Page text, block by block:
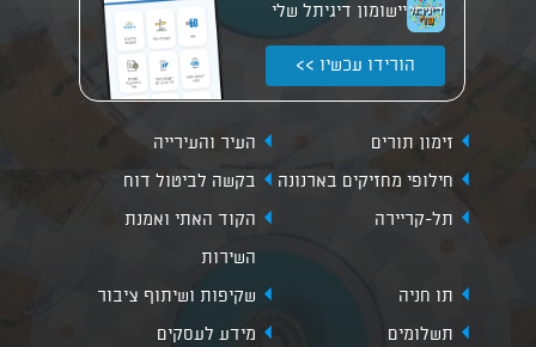
יישומון דיגיתל שלי
הורידו עכשיו >>
זימון תורים
העיר והעירייה
חילופי מחזיקים בארנונה
בקשה לביטול דוח
תל-קריירה
הקוד האתי ואמנת
השירות
תו חניה
שקיפות ושיתוף ציבור
תשלומים
מידע לעסקים